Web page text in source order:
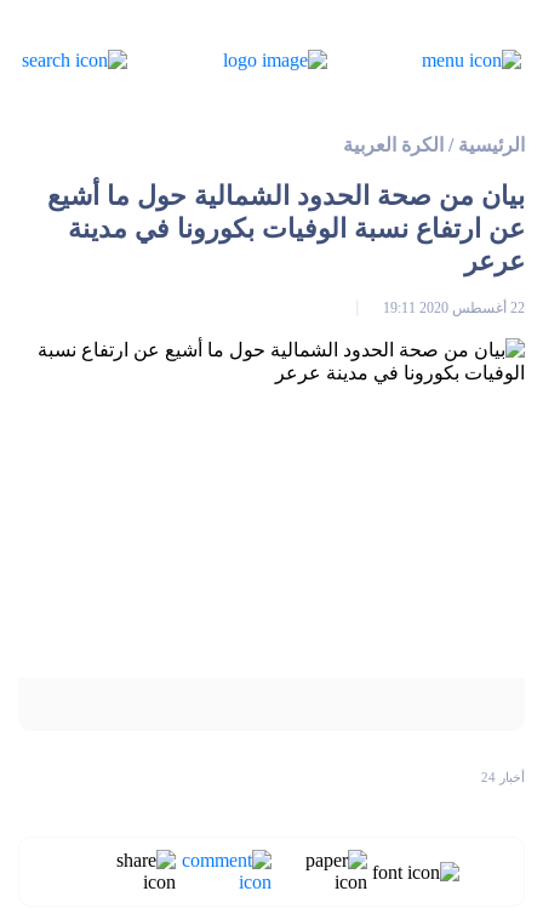
الرئيسية / الكرة العربية
بيان من صحة الحدود الشمالية حول ما أشيع
عن ارتفاع نسبة الوفيات بكورونا في مدينة
عرعر
22 أغسطس 2020 19:11
أخبار 24